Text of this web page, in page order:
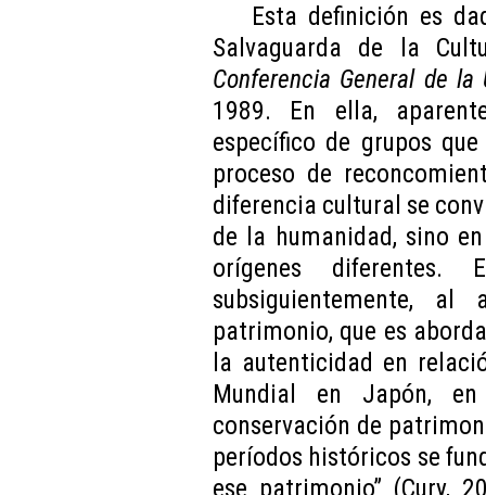
Esta definición es
Salvaguarda de la
Conferencia General de la
1989. En ella,
específico de grupos
proceso de
diferencia cultural se
de la humanidad, sino
orígenes diferentes.
subsiguientemente,
patrimonio, que es
la autenticidad en
Mundial en Japón,
conservación de
períodos históricos se
ese patrimonio” (Cury,